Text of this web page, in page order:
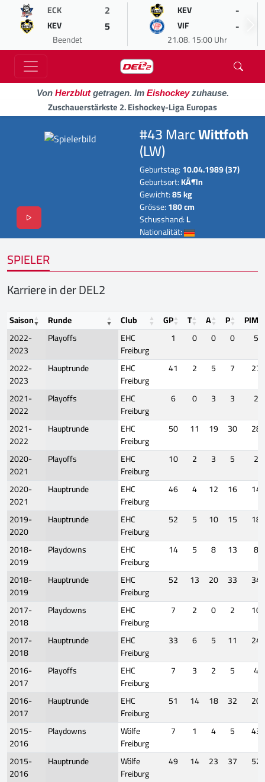
ECK 2
KEV 5
Beendet
KEV -
VIF -
21.08. 15:00 Uhr
Von Herzblutgetragen. Im Eishockeyzuhause.
Zuschauerstärkste 2. Eishockey-Liga Europas
#43 MarcWittfoth
(LW)
Geburtstag:10.04.1989 (37)
Geburtsort:KÃ¶ln
Gewicht:85 kg
Grösse:180 cm
Schusshand:L
Nationalität:
SPIELER
Karriere in der DEL2
Saison Runde Club GP T A P
PIM
2022-
2023
Playoffs
EHC
Freiburg
1 0 0 0
5
2022-
2023
Hauptrunde
EHC
Freiburg
41 2 5 7
27
2021-
2022
Playoffs
EHC
Freiburg
6 0 3 3
2
2021-
2022
Hauptrunde
EHC
Freiburg
50 11 19 30
28
2020-
2021
Playoffs
EHC
Freiburg
10 2 3 5
2
2020-
2021
Hauptrunde
EHC
Freiburg
46 4 12 16
14
2019-
2020
Hauptrunde
EHC
Freiburg
52 5 10 15
18
2018-
2019
Playdowns
EHC
Freiburg
14 5 8 13
8
2018-
2019
Hauptrunde
EHC
Freiburg
52 13 20 33
34
2017-
2018
Playdowns
EHC
Freiburg
7 2 0 2
10
2017-
2018
Hauptrunde
EHC
Freiburg
33 6 5 11
24
2016-
2017
Playoffs
EHC
Freiburg
7 3 2 5
4
2016-
2017
Hauptrunde
EHC
Freiburg
51 14 18 32
20
2015-
2016
Playdowns
Wölfe
Freiburg
7 1 4 5
43
2015-
2016
Hauptrunde
Wölfe
Freiburg
49 14 23 37
52